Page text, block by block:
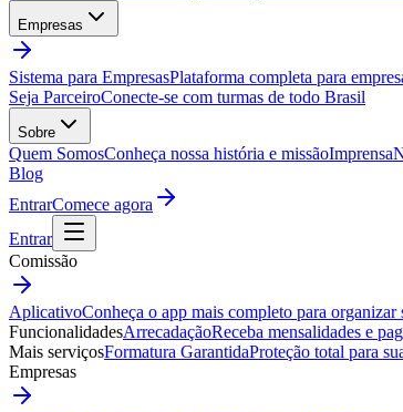
Empresas
Sistema para EmpresasPlataforma completa para
Seja ParceiroConecte-se com turmas de todo Brasil
Sobre
Quem SomosConheça nossa história e missãoImprensa
Blog
EntrarComece agora
Entrar
Comissão
AplicativoConheça o app mais completo para organizar
FuncionalidadesArrecadaçãoReceba mensalidades e
Mais serviçosFormatura GarantidaProteção total para
Empresas